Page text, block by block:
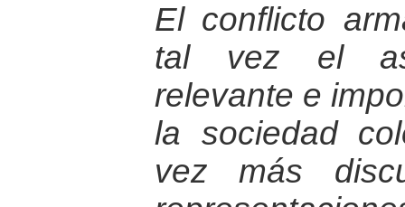
El conflicto
tal vez el
relevante e
la sociedad
vez más